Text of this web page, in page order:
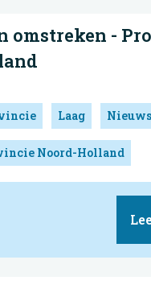
omstreken -
Laag Nieuws
Noord-Holland